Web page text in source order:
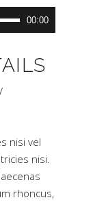
00:00
nisi vel
nisi.
rhoncus,